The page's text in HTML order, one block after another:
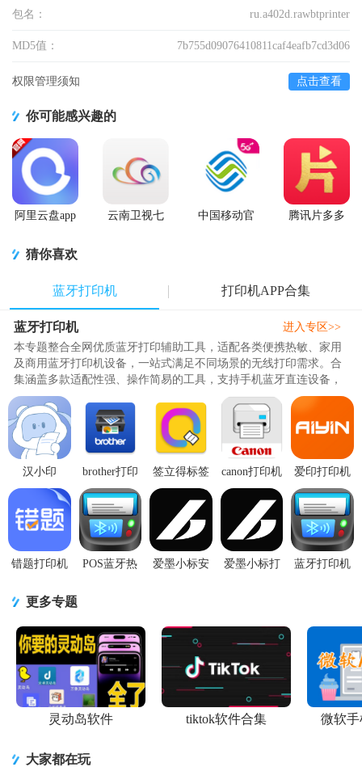
包名： ru.a402d.rawbtprinter
MD5值： 7b755d09076410811caf4eafb7cd3d06
权限管理须知 点击查看
你可能感兴趣的
阿里云盘app
云南卫视七
中国移动官
腾讯片多多
猜你喜欢
蓝牙打印机 打印机APP合集
蓝牙打印机
本专题整合全网优质蓝牙打印辅助工具，适配各类便携热敏、家用
及商用蓝牙打印机设备，一站式满足不同场景的无线打印需求。合
集涵盖多款适配性强、操作简易的工具，支持手机蓝牙直连设备，
无需繁杂布线与多余设备。可..
进入专区>>
汉小印
app3.5.3 安
brother打印
机安卓官方
客户端
v6.14.0 最新
版
签立得标签
打印机
app29.0.19
最新版
canon打印机
软件3.1.0 官
方版
爱印打印机
app官方版
v1.0.1 最新
版
错题打印机
版2.0.6最新
POS蓝牙热
爱墨小标安
爱墨小标打
蓝牙打印机
更多专题
灵动岛软件 tiktok软件合集 微软手
大家都在玩